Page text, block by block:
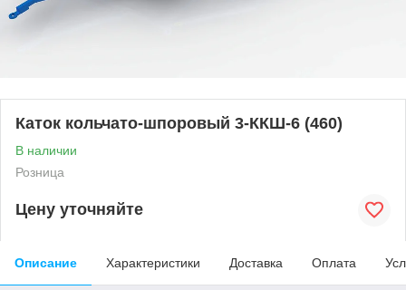
Каток кольчато-шпоровый 3-ККШ-6 (460)
В наличии
Розница
Цену уточняйте
Описание Характеристики Доставка Оплата